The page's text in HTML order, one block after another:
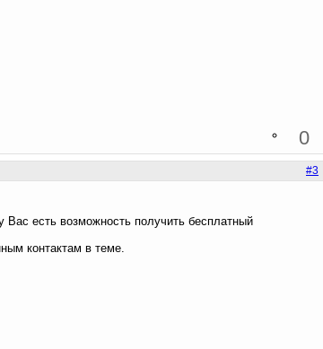
0
#3
есть возможность получить бесплатный
контактам в теме.